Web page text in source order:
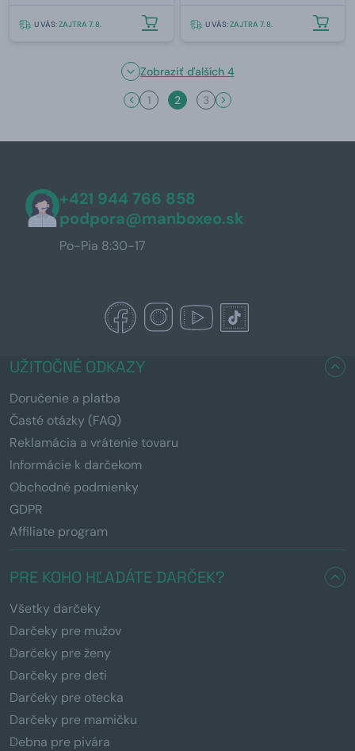
U VÁS:ZAJTRA 7. 8. U VÁS:ZAJTRA 7. 8.
Zobraziť ďalších 4
1
2 3
+421 944 766 858
podpora@manboxeo.sk
Po-Pia 8:30-17
UŽITOČNÉ ODKAZY
Doručenie a platba
Časté otázky (FAQ)
Reklamácia a vrátenie tovaru
Informácie k darčekom
Obchodné podmienky
GDPR
Affiliate program
PRE KOHO HĽADÁTE DARČEK?
Všetky darčeky
Darčeky pre mužov
Darčeky pre ženy
Darčeky pre deti
Darčeky pre otecka
Darčeky pre mamičku
Debna pre pivára